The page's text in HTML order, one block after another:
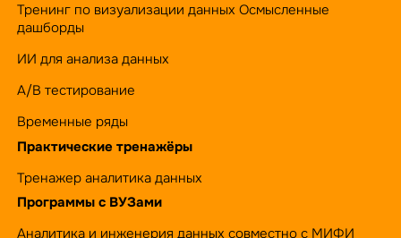
Тренинг по визуализации данных Осмысленные
дашборды
ИИ для анализа данных
А/B тестирование
Временные ряды
Практические тренажёры
Тренажер аналитика данных
Программы с ВУЗами
Аналитика и инженерия данных совместно с МИФИ